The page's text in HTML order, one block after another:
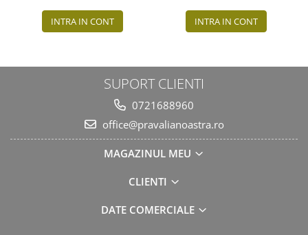
INTRA IN CONT INTRA IN CONT
SUPORT CLIENTI
0721688960
office@pravalianoastra.ro
MAGAZINUL MEU
CLIENTI
DATE COMERCIALE